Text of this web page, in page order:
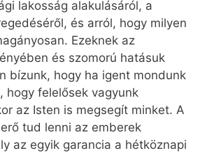
lakosság alakulásáról, a
és arról, hogy milyen
Ezeknek az
és szomorú hatásuk
bízunk, hogy ha igent mondunk
hogy felelősek vagyunk
az Isten is megsegít minket. A
tud lenni az emberek
az egyik garancia a hétköznapi